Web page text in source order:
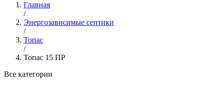
Главная
/
Энергозависимые септики
/
Топас
/
Топас 15 ПР
Все категории